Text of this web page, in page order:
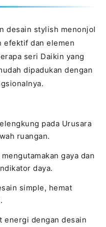
desain stylish menonjol
efektif dan elemen
seri Daikin yang
dipadukan dengan
pada Urusara
ruangan.
gaya dan
daya.
simple, hemat
energi dengan desain